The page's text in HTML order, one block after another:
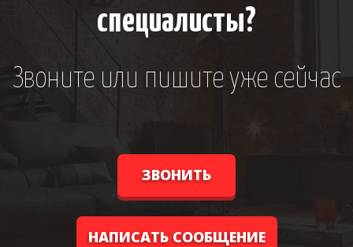
специалисты?
Звоните или пишите уже сейчас
ЗВОНИТЬ
НАПИСАТЬ СООБЩЕНИЕ